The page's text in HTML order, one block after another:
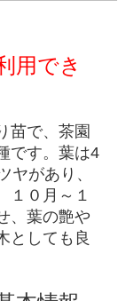
用でき
苗で、茶園
です。葉は4
ヤがあり、
１０月～１
、葉の艶や
としても良